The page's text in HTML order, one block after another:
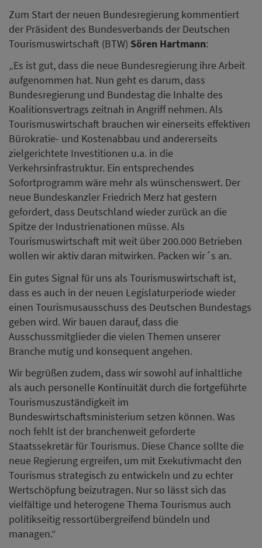
Zum Start der neuen Bundesregierung kommentiert
der Präsident des Bundesverbands der Deutschen
Tourismuswirtschaft (BTW) Sören Hartmann:
„Es ist gut, dass die neue Bundesregierung ihre Arbeit
aufgenommen hat. Nun geht es darum, dass
Bundesregierung und Bundestag die Inhalte des
Koalitionsvertrags zeitnah in Angriff nehmen. Als
Tourismuswirtschaft brauchen wir einerseits effektiven
Bürokratie- und Kostenabbau und andererseits
zielgerichtete Investitionen u.a. in die
Verkehrsinfrastruktur. Ein entsprechendes
Sofortprogramm wäre mehr als wünschenswert. Der
neue Bundeskanzler Friedrich Merz hat gestern
gefordert, dass Deutschland wieder zurück an die
Spitze der Industrienationen müsse. Als
Tourismuswirtschaft mit weit über 200.000 Betrieben
wollen wir aktiv daran mitwirken. Packen wir´s an.
Ein gutes Signal für uns als Tourismuswirtschaft ist,
dass es auch in der neuen Legislaturperiode wieder
einen Tourismusausschuss des Deutschen Bundestags
geben wird. Wir bauen darauf, dass die
Ausschussmitglieder die vielen Themen unserer
Branche mutig und konsequent angehen.
Wir begrüßen zudem, dass wir sowohl auf inhaltliche
als auch personelle Kontinuität durch die fortgeführte
Tourismuszuständigkeit im
Bundeswirtschaftsministerium setzen können. Was
noch fehlt ist der branchenweit geforderte
Staatssekretär für Tourismus. Diese Chance sollte die
neue Regierung ergreifen, um mit Exekutivmacht den
Tourismus strategisch zu entwickeln und zu echter
Wertschöpfung beizutragen. Nur so lässt sich das
vielfältige und heterogene Thema Tourismus auch
politikseitig ressortübergreifend bündeln und
managen.“